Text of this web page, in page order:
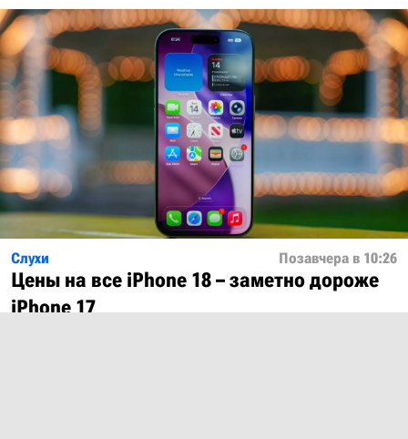
Слухи Позавчера в 10:26
Цены на все iPhone 18 – заметно дороже
iPhone 17